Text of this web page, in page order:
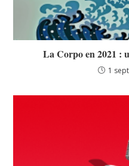
La Corpo en 2021 :
1